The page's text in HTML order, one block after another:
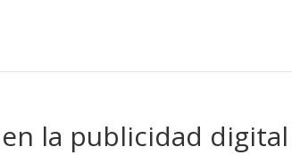
la publicidad digital